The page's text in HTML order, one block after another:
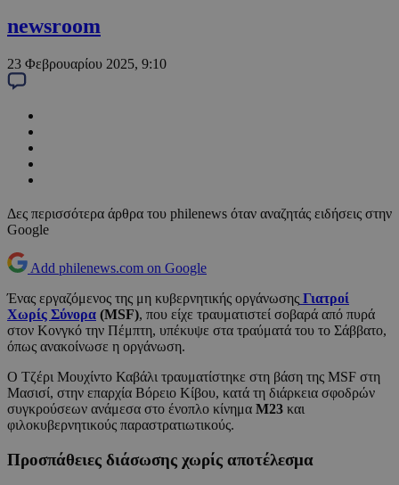
newsroom
23 Φεβρουαρίου 2025, 9:10
Δες περισσότερα άρθρα του philenews όταν αναζητάς ειδήσεις στην
Google
Add philenews.com on Google
Ένας εργαζόμενος της μη κυβερνητικής οργάνωσης Γιατροί
Χωρίς Σύνορα (MSF), που είχε τραυματιστεί σοβαρά από πυρά
στον Κονγκό την Πέμπτη, υπέκυψε στα τραύματά του το Σάββατο,
όπως ανακοίνωσε η οργάνωση.
Ο Τζέρι Μουχίντο Καβάλι τραυματίστηκε στη βάση της MSF στη
Μασισί, στην επαρχία Βόρειο Κίβου, κατά τη διάρκεια σφοδρών
συγκρούσεων ανάμεσα στο ένοπλο κίνημα M23 και
φιλοκυβερνητικούς παραστρατιωτικούς.
Προσπάθειες διάσωσης χωρίς αποτέλεσμα